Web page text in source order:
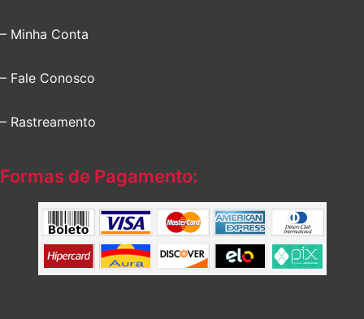
– Minha Conta
– Fale Conosco
– Rastreamento
Formas de Pagamento: